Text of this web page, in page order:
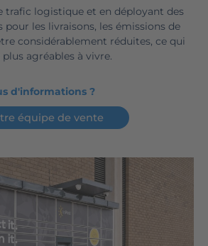
trafic logistique et en déployant des
pour les livraisons, les émissions de
considérablement réduites, ce qui
agréables à vivre.
d'informations ?
équipe de vente